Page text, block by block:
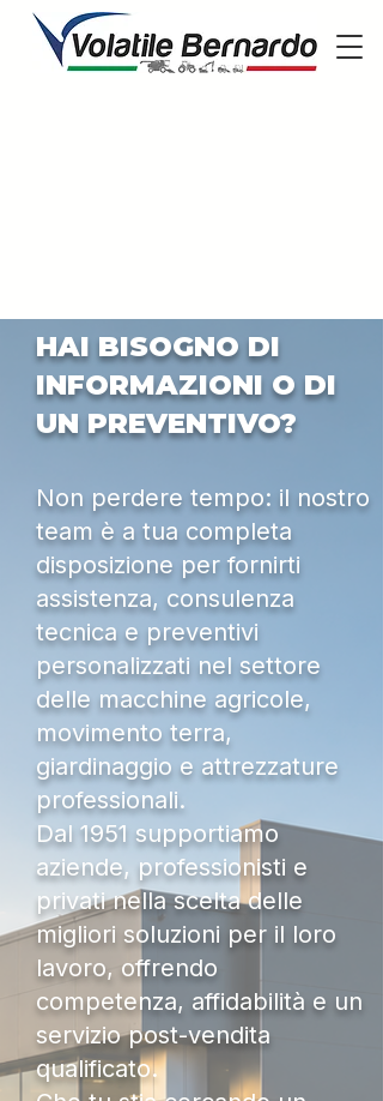
HAI BISOGNO DI
INFORMAZIONI O DI
UN PREVENTIVO?
Non perdere tempo: il nostro
team è a tua completa
disposizione per fornirti
assistenza, consulenza
tecnica e preventivi
personalizzati nel settore
delle macchine agricole,
movimento terra,
giardinaggio e attrezzature
professionali.
Dal 1951 supportiamo
aziende, professionisti e
privati nella scelta delle
migliori soluzioni per il loro
lavoro, offrendo
competenza, affidabilità e un
servizio post-vendita
qualificato.